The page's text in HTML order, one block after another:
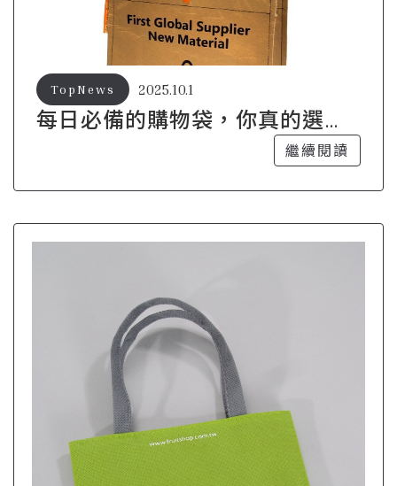
每日必備的購物袋，你真的選對
2025.10.1
TopNews
繼續閱讀